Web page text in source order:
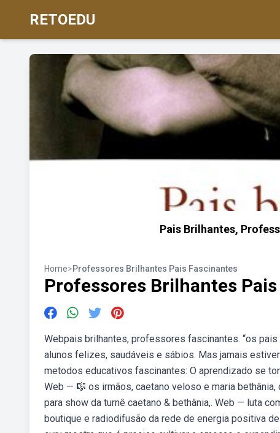
RETOEDU
Pais Brilhantes,
Home>Professores Brilhantes Pais Fascinantes
Professores Brilhantes
Webpais brilhantes, professores fascinantes. “os
alunos felizes, saudáveis e sábios. Mas jamais
metodos educativos fascinantes: O aprendizado se
Web — 🎼 os irmãos, caetano veloso e maria
para show da turnê caetano & bethânia,. Web — luta
boutique e radiodifusão da rede de energia positiva